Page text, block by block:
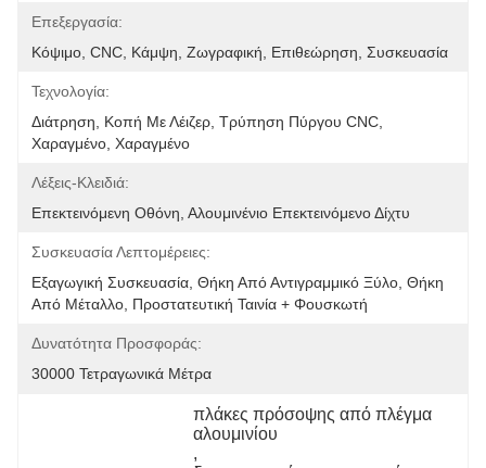
Επεξεργασία:
Κόψιμο, CNC, Κάμψη, Ζωγραφική, Επιθεώρηση, Συσκευασία
Τεχνολογία:
Διάτρηση, Κοπή Με Λέιζερ, Τρύπηση Πύργου CNC,
Χαραγμένο, Χαραγμένο
Λέξεις-Κλειδιά:
Επεκτεινόμενη Οθόνη, Αλουμινένιο Επεκτεινόμενο Δίχτυ
Συσκευασία Λεπτομέρειες:
Εξαγωγική Συσκευασία, Θήκη Από Αντιγραμμικό Ξύλο, Θήκη
Από Μέταλλο, Προστατευτική Ταινία + Φουσκωτή
Δυνατότητα Προσφοράς:
30000 Τετραγωνικά Μέτρα
πλάκες πρόσοψης από πλέγμα
αλουμινίου
,